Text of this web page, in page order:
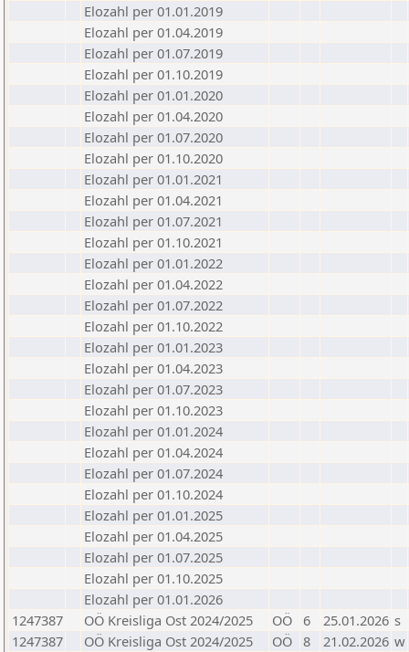
Elozahl per 01.01.2019
Elozahl per 01.04.2019
Elozahl per 01.07.2019
Elozahl per 01.10.2019
Elozahl per 01.01.2020
Elozahl per 01.04.2020
Elozahl per 01.07.2020
Elozahl per 01.10.2020
Elozahl per 01.01.2021
Elozahl per 01.04.2021
Elozahl per 01.07.2021
Elozahl per 01.10.2021
Elozahl per 01.01.2022
Elozahl per 01.04.2022
Elozahl per 01.07.2022
Elozahl per 01.10.2022
Elozahl per 01.01.2023
Elozahl per 01.04.2023
Elozahl per 01.07.2023
Elozahl per 01.10.2023
Elozahl per 01.01.2024
Elozahl per 01.04.2024
Elozahl per 01.07.2024
Elozahl per 01.10.2024
Elozahl per 01.01.2025
Elozahl per 01.04.2025
Elozahl per 01.07.2025
Elozahl per 01.10.2025
Elozahl per 01.01.2026
1247387
OÖ Kreisliga Ost 2024/2025 OÖ 6 25.01.2026 s
1247387
OÖ Kreisliga Ost 2024/2025 OÖ 8 21.02.2026 w